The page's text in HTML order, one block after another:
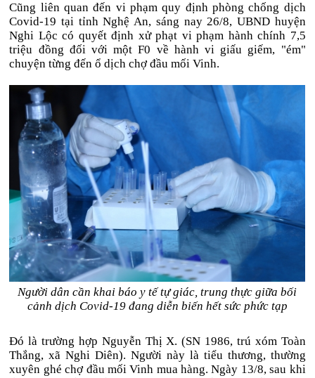
Cũng liên quan đến vi phạm quy định phòng chống dịch
Covid-19 tại tỉnh Nghệ An, sáng nay 26/8, UBND huyện
Nghi Lộc có quyết định xử phạt vi phạm hành chính 7,5
triệu đồng đối với một F0 về hành vi giấu giếm, "ém"
chuyện từng đến ổ dịch chợ đầu mối Vinh.
Người dân cần khai báo y tế tự giác, trung thực giữa bối
cảnh dịch Covid-19 đang diễn biến hết sức phức tạp
Đó là trường hợp Nguyễn Thị X. (SN 1986, trú xóm Toàn
Thắng, xã Nghi Diên). Người này là tiểu thương, thường
xuyên ghé chợ đầu mối Vinh mua hàng. Ngày 13/8, sau khi